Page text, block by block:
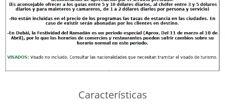
Características